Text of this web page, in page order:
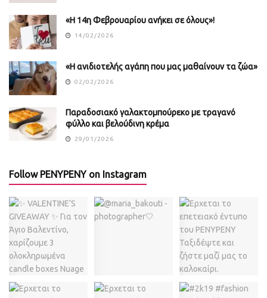
«Η 14η Φεβρουαρίου ανήκει σε όλους»!
14/02/2026
«Η ανιδιοτελής αγάπη που μας μαθαίνουν τα ζώα»
02/02/2026
Παραδοσιακό γαλακτομπούρεκο με τραγανό
φύλλο και βελούδινη κρέμα
29/01/2026
Follow PENYPENY on Instagram